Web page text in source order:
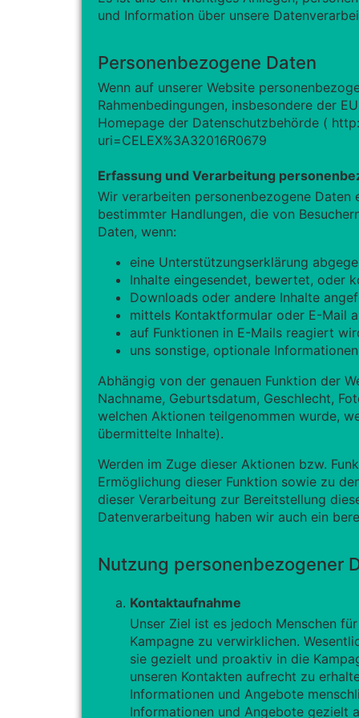
und Information über unsere
Personenbezogene Daten
Wenn auf unserer Website
Rahmenbedingungen, insbesondere der
Homepage der Datenschutzbehörde (
uri=CELEX%3A32016R0679
Erfassung und Verarbeitung
Wir verarbeiten personenbezogene
bestimmter Handlungen, die von
Daten, wenn:
eine Unterstützungserklärung
Inhalte eingesendet, bewertet, oder
Downloads oder andere Inhalte
mittels Kontaktformular oder E-Mail
auf Funktionen in E-Mails reagiert
uns sonstige, optionale
Abhängig von der genauen Funktion der
Nachname, Geburtsdatum, Geschlecht,
welchen Aktionen teilgenommen wurde,
übermittelte Inhalte).
Werden im Zuge dieser Aktionen bzw.
Ermöglichung dieser Funktion sowie zu
dieser Verarbeitung zur Bereitstellung
Datenverarbeitung haben wir auch ein
Nutzung personenbezogener
Kontaktaufnahme
Unser Ziel ist es jedoch Menschen
Kampagne zu verwirklichen.
sie gezielt und proaktiv in die
unseren Kontakten aufrecht zu
Informationen und Angebote
Informationen und Angebote gezielt